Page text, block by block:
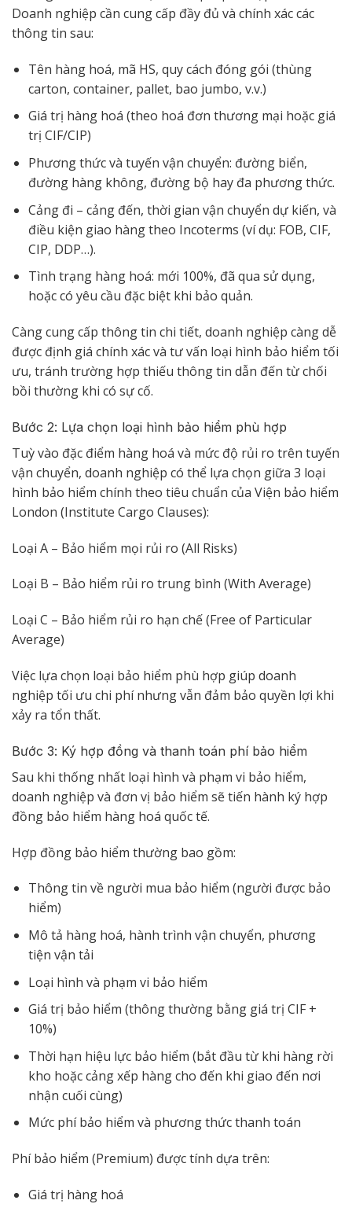
Doanh nghiệp cần cung cấp đầy đủ và chính xác các
thông tin sau:
Tên hàng hoá, mã HS, quy cách đóng gói (thùng
carton, container, pallet, bao jumbo, v.v.)
Giá trị hàng hoá (theo hoá đơn thương mại hoặc giá
trị CIF/CIP)
Phương thức và tuyến vận chuyển: đường biển,
đường hàng không, đường bộ hay đa phương thức.
Cảng đi – cảng đến, thời gian vận chuyển dự kiến, và
điều kiện giao hàng theo Incoterms (ví dụ: FOB, CIF,
CIP, DDP…).
Tình trạng hàng hoá: mới 100%, đã qua sử dụng,
hoặc có yêu cầu đặc biệt khi bảo quản.
Càng cung cấp thông tin chi tiết, doanh nghiệp càng dễ
được định giá chính xác và tư vấn loại hình bảo hiểm tối
ưu, tránh trường hợp thiếu thông tin dẫn đến từ chối
bồi thường khi có sự cố.
Bước 2: Lựa chọn loại hình bảo hiểm phù hợp
Tuỳ vào đặc điểm hàng hoá và mức độ rủi ro trên tuyến
vận chuyển, doanh nghiệp có thể lựa chọn giữa 3 loại
hình bảo hiểm chính theo tiêu chuẩn của Viện bảo hiểm
London (Institute Cargo Clauses):
Loại A – Bảo hiểm mọi rủi ro (All Risks)
Loại B – Bảo hiểm rủi ro trung bình (With Average)
Loại C – Bảo hiểm rủi ro hạn chế (Free of Particular
Average)
Việc lựa chọn loại bảo hiểm phù hợp giúp doanh
nghiệp tối ưu chi phí nhưng vẫn đảm bảo quyền lợi khi
xảy ra tổn thất.
Bước 3: Ký hợp đồng và thanh toán phí bảo hiểm
Sau khi thống nhất loại hình và phạm vi bảo hiểm,
doanh nghiệp và đơn vị bảo hiểm sẽ tiến hành ký hợp
đồng bảo hiểm hàng hoá quốc tế.
Hợp đồng bảo hiểm thường bao gồm:
Thông tin về người mua bảo hiểm (người được bảo
hiểm)
Mô tả hàng hoá, hành trình vận chuyển, phương
tiện vận tải
Loại hình và phạm vi bảo hiểm
Giá trị bảo hiểm (thông thường bằng giá trị CIF +
10%)
Thời hạn hiệu lực bảo hiểm (bắt đầu từ khi hàng rời
kho hoặc cảng xếp hàng cho đến khi giao đến nơi
nhận cuối cùng)
Mức phí bảo hiểm và phương thức thanh toán
Phí bảo hiểm (Premium) được tính dựa trên:
Giá trị hàng hoá